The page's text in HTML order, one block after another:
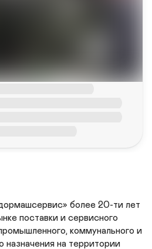
более 20-ти лет
поставки и сервисного
коммунального и
назначения на территории